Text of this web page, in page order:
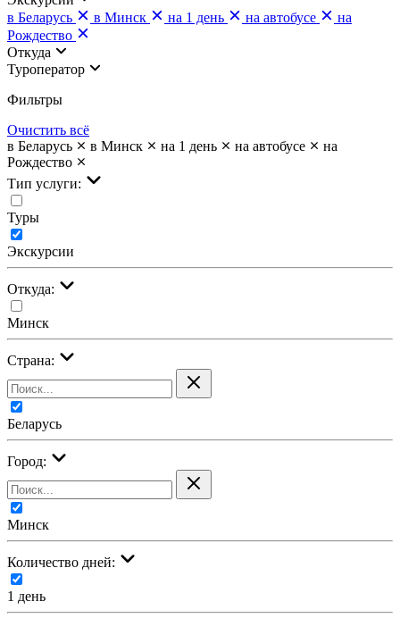
в Беларусь
в Минск на 1 день на автобусе
на
Рождество
Откуда
Туроператор
Фильтры
Очистить всё
в Беларусь
в Минск на 1 день на автобусе
на
Рождество
Тип услуги:
Туры
Экскурсии
Откуда:
Минск
Страна:
Беларусь
Город:
Минск
Количество дней:
1 день